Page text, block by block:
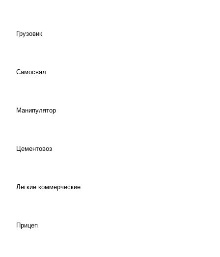
Грузовик
Самосвал
Манипулятор
Цементовоз
Легкие коммерческие
Прицеп